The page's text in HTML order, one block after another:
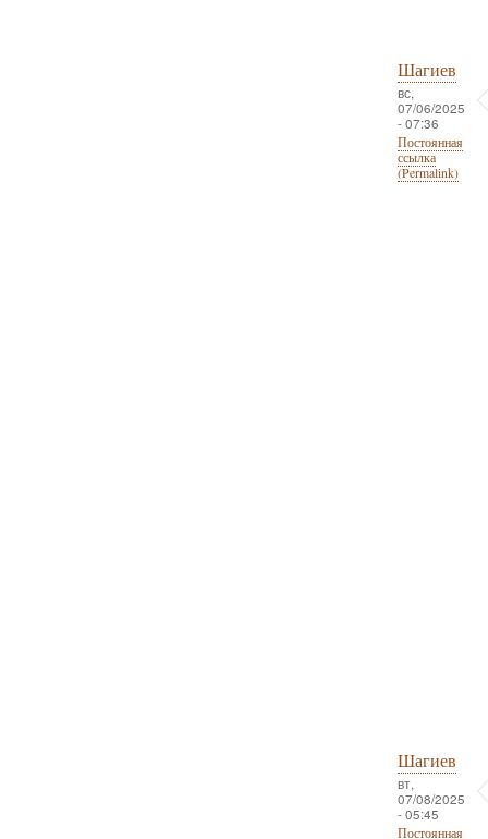
Шагиев
вс,
07/06/2025
- 07:36
Постоянная
ссылка
(Permalink)
Шагиев
вт,
07/08/2025
- 05:45
Постоянная